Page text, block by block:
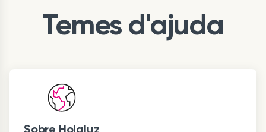
Temes d'ajuda
Sobre Holaluz